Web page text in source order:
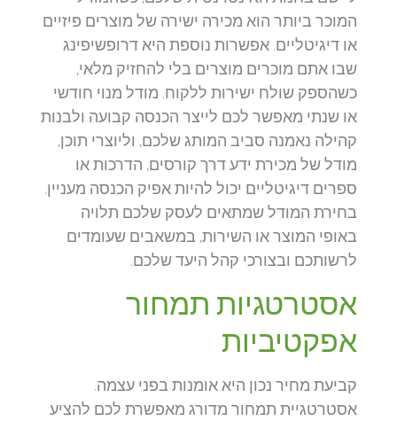
המוכר ביותר הוא מכירה ישירה של מוצרים פיזיים
או דיגיטליים. אפשרות נוספת היא דרופשיפינג
שבו אתם מוכרים מוצרים בלי להחזיק מלאי,
כשהספק שולח ישירות ללקוח. מודל מנוי חודשי
או שנתי מאפשר לכם לייצר הכנסה קבועה ולבנות
קהילה נאמנה סביב המותג שלכם, וליוצרי תוכן,
מודל של מכירת ידע דרך קורסים, הדרכות או
ספרים דיגיטליים יכול להיות אפיק הכנסה מעניין.
בחירת המודל שמתאים לעסק שלכם תלויה
באופי המוצר או השירות, במשאבים שעומדים
לרשותכם ובצורכי קהל היעד שלכם.
אסטרטגיות תמחור
אפקטיביות
קביעת מחיר נכון היא אומנות בפני עצמה.
אסטרטגיית תמחור מדורג מאפשרת לכם להציע